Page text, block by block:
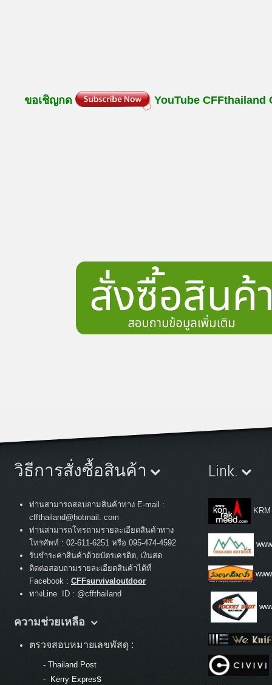
ขอเชิญกด YouTube CFFthailand
วิธีการสั่งซื้อสินค้า
ท่านสามารถสอบถามสินค้าทาง E-mail :
cffthailand@hotmail. com
ท่านสามารถโทรถามรายละเอียดสินค้าทาง
โทรศัพท์ : 02-611-6251 หรือ 095-474-4592
รับชำระค่าสินค้าด้วยบัตรเครดิต, เงินสด
ติดต่อสอบถามรายละเอียดสินค้าได้ที่
Facebook : CFFsurvivaloutdoor
ทางLine ID : @cffthailand
ความช่วยเหลือ
ตรวจสอบหมายเลขพัสดุ :
- Thailand Post
-
Kerry Express
Link.
KRM